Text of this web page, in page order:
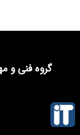
گروه فنی و